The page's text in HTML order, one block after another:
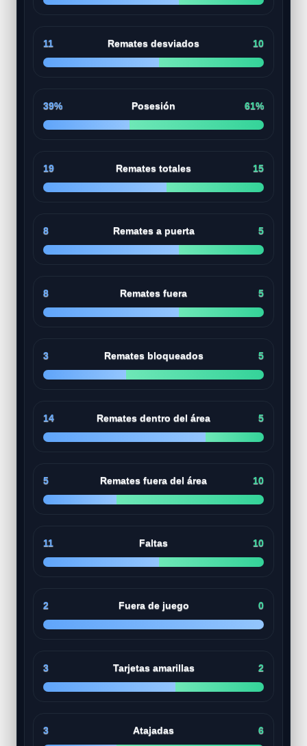
11 Remates desviados 10
39% Posesión 61%
19 Remates totales 15
8 Remates a puerta 5
8 Remates fuera 5
3 Remates bloqueados 5
14 Remates dentro del área 5
5 Remates fuera del área 10
11 Faltas 10
2 Fuera de juego 0
3 Tarjetas amarillas 2
3 Atajadas 6